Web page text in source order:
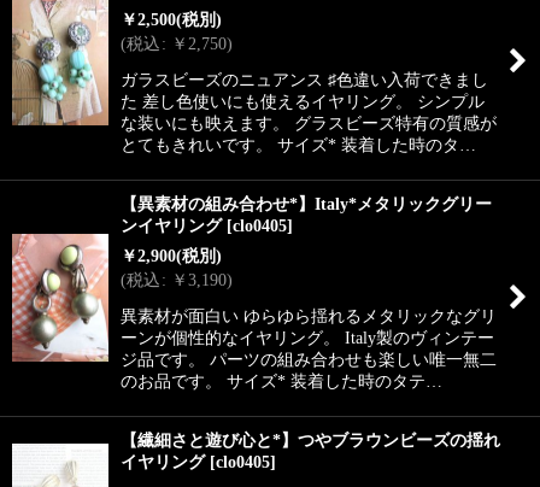
￥2,500(税別)
(税込: ￥ 2,750)
ガラスビーズのニュアンス ♯色違い入荷できまし
た 差し色使いにも使えるイヤリング。 シンプル
な装いにも映えます。 グラスビーズ特有の質感が
とてもきれいです。 サイズ* 装着した時のタ…
【異素材の組み合わせ*】Italy*メタリックグリー
ンイヤリング [clo0405]
￥2,900(税別)
(税込: ￥3,190)
異素材が面白い ゆらゆら揺れるメタリックなグリ
ーンが個性的なイヤリング。 Italy製のヴィンテー
ジ品です。 パーツの組み合わせも楽しい唯一無二
のお品です。 サイズ* 装着した時のタテ…
【繊細さと遊び心と*】つやブラウンビーズの揺れ
イヤリング [clo0405]